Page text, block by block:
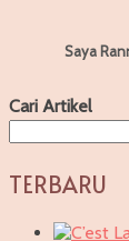
Saya
Cari Artikel
TERBARU